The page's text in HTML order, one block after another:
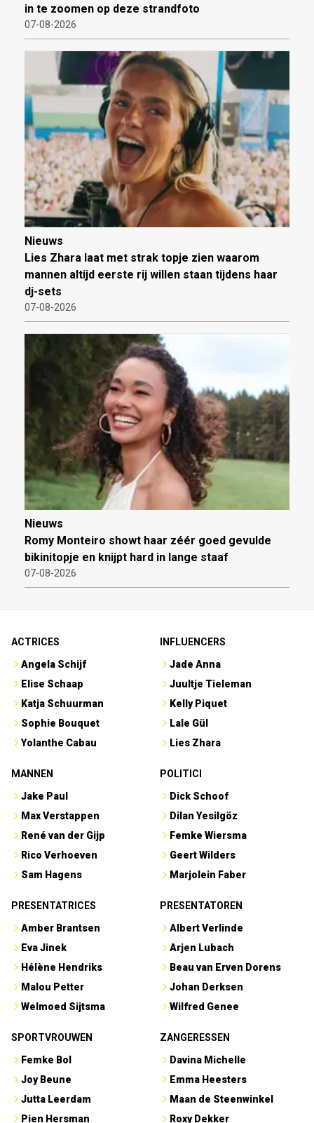
in te zoomen op deze strandfoto
07-08-2026
Nieuws
Lies Zhara laat met strak topje zien waarom
mannen altijd eerste rij willen staan tijdens haar
dj-sets
07-08-2026
Nieuws
Romy Monteiro showt haar zéér goed gevulde
bikinitopje en knijpt hard in lange staaf
07-08-2026
ACTRICES
Angela Schijf
Elise Schaap
Katja Schuurman
Sophie Bouquet
Yolanthe Cabau
INFLUENCERS
Jade Anna
Juultje Tieleman
Kelly Piquet
Lale Gül
Lies Zhara
MANNEN
Jake Paul
Max Verstappen
René van der Gijp
Rico Verhoeven
Sam Hagens
POLITICI
Dick Schoof
Dilan Yesilgöz
Femke Wiersma
Geert Wilders
Marjolein Faber
PRESENTATRICES
Amber Brantsen
Eva Jinek
Hélène Hendriks
Malou Petter
Welmoed Sijtsma
PRESENTATOREN
Albert Verlinde
Arjen Lubach
Beau van Erven Dorens
Johan Derksen
Wilfred Genee
SPORTVROUWEN
Femke Bol
Joy Beune
Jutta Leerdam
Pien Hersman
ZANGERESSEN
Davina Michelle
Emma Heesters
Maan de Steenwinkel
Roxy Dekker